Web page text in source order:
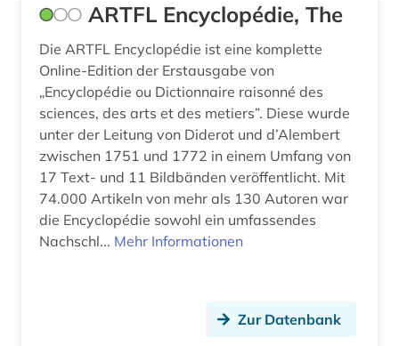
inka (1)
internationale verflechtung (1)
internetportal (1)
irland / literatur / irisch (1)
italia (1)
italianistik (59)
italien (17)
ARTFL Encyclopédie, The
Die ARTFL Encyclopédie ist eine komplette
Online-Edition der Erstausgabe von
„Encyclopédie ou Dictionnaire raisonné des
sciences, des arts et des metiers”. Diese wurde
unter der Leitung von Diderot und d’Alembert
zwischen 1751 und 1772 in einem Umfang von
17 Text- und 11 Bildbänden veröffentlicht. Mit
74.000 Artikeln von mehr als 130 Autoren war
die Encyclopédie sowohl ein umfassendes
Nachschl... Mehr Informationen
Zur Datenbank